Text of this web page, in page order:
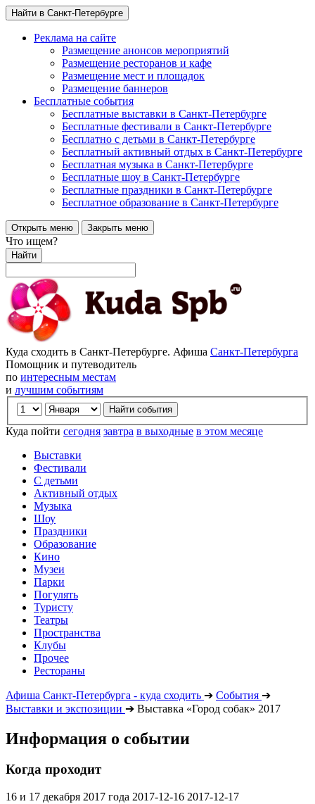
Найти в Санкт-Петербурге
Реклама на сайте
Размещение анонсов мероприятий
Размещение ресторанов и кафе
Размещение мест и площадок
Размещение баннеров
Бесплатные события
Бесплатные выставки в Санкт-Петербурге
Бесплатные фестивали в Санкт-Петербурге
Бесплатно с детьми в Санкт-Петербурге
Бесплатный активный отдых в Санкт-Петербурге
Бесплатная музыка в Санкт-Петербурге
Бесплатные шоу в Санкт-Петербурге
Бесплатные праздники в Санкт-Петербурге
Бесплатное образование в Санкт-Петербурге
Открыть меню Закрыть меню
Что ищем?
Найти
Куда сходить в Санкт-Петербурге. Афиша Санкт-Петербурга
Помощник и путеводитель
по интересным местам
и лучшим событиям
Куда пойти сегодня завтра в выходные в этом месяце
Выставки
Фестивали
С детьми
Активный отдых
Музыка
Шоу
Праздники
Образование
Кино
Музеи
Парки
Погулять
Туристу
Театры
Пространства
Клубы
Прочее
Рестораны
Афиша Санкт-Петербурга - куда сходить ➔ События ➔
Выставки и экспозиции ➔ Выставка «Город собак» 2017
Информация о событии
Когда проходит
16 и 17 декабря 2017 года 2017-12-16 2017-12-17